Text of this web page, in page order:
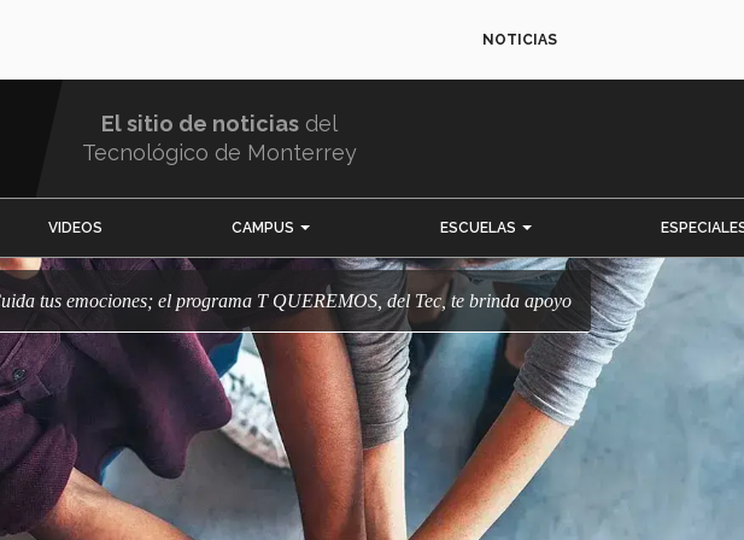
NOTICIAS
El sitio de noticias del
Tecnológico de Monterrey
VIDEOS CAMPUS ESCUELAS
Cuida tus emociones; el programa T QUEREMOS, del Tec, te brinda apoyo